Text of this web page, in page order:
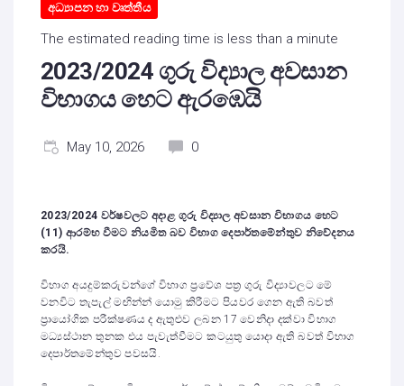
අධ්‍යාපන හා වෘත්තීය
The estimated reading time is less than a minute
2023/2024 ගුරු විද්‍යාල අවසාන
විභාගය හෙට ඇරඹෙයි
May 10, 2026 0
2023/2024 වර්ෂවලට අදාළ ගුරු විද්‍යාල අවසාන විභාගය හෙට
(11) ආරම්භ වීමට නියමිත බව විභාග දෙපාර්තමේන්තුව නිවේදනය
කරයි.
විභාග අයදුම්කරුවන්‌ගේ විභාග ප්‍රවේශ පත්‍ර ගුරු විද්‍යාවලට මේ
වනවිට තැපැල් මඟින්න් යොමු කිරීමට පියවර ගෙන ඇති බවත්
ප්‍රායෝගික පරීක්ෂණය ද ඇතුළුව ලබන 17 වෙනිදා දක්වා විභාග
මධ්‍යස්ථාන තුනක එය පැවැත්වීමට කටයුතු යොදා ඇති බවත් විභාග
දෙපාර්තමේන්තුව පවසයි.